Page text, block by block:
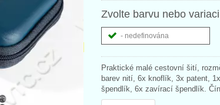
Zvolte barvu nebo
- nedefinována
Praktické malé cestovní šití,
barev nití, 6x knoflík, 3x patent,
špendlík, 6x zavírací špendlík.